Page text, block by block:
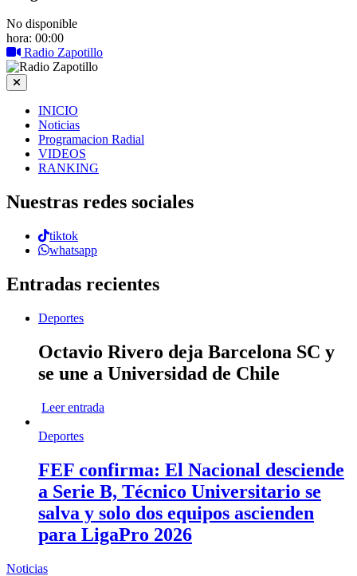
No disponible
hora: 00:00
Radio Zapotillo
INICIO
Noticias
Programacion Radial
VIDEOS
RANKING
Nuestras redes sociales
tiktok
whatsapp
Entradas recientes
Deportes
Octavio Rivero deja Barcelona SC y
se une a Universidad de Chile
Leer entrada
Deportes
FEF confirma: El Nacional desciende
a Serie B, Técnico Universitario se
salva y solo dos equipos ascienden
para LigaPro 2026
Noticias